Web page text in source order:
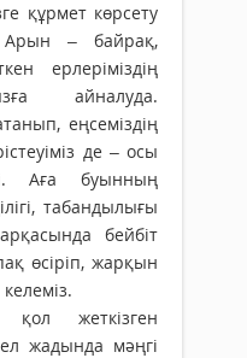
құрмет көрсету
– байрақ,
ерлеріміздің
айналуда.
еңсеміздің
де – осы
Аға буынның
табандылығы
бейбіт
өсіріп, жарқын
жеткізген
жадында мәңгі